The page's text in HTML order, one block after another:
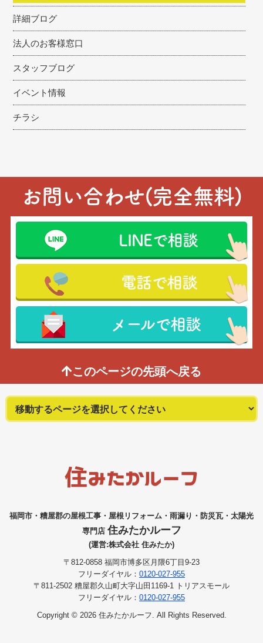
詳細ブログ
法人のお客様窓口
スタッフブログ
イベント情報
チラシ
お問い合わせ(完全無料)
LINEで相談
電話で相談
メールで相談
このページの先頭へ戻る
福岡市・糟屋郡の屋根工事・屋根リフォーム・雨漏り・防災瓦・太陽光
専門店 住みたかルーフ
(運営:株式会社 住みたか)
〒812-0858 福岡市博多区月隈6丁目9-23
フリーダイヤル： 0120-027-955
〒811-2502 糟屋郡久山町大字山田1169-1 トリアスモール
フリーダイヤル： 0120-027-955
Copyright © 2026 住みたかルーフ. All Rights Reserved.